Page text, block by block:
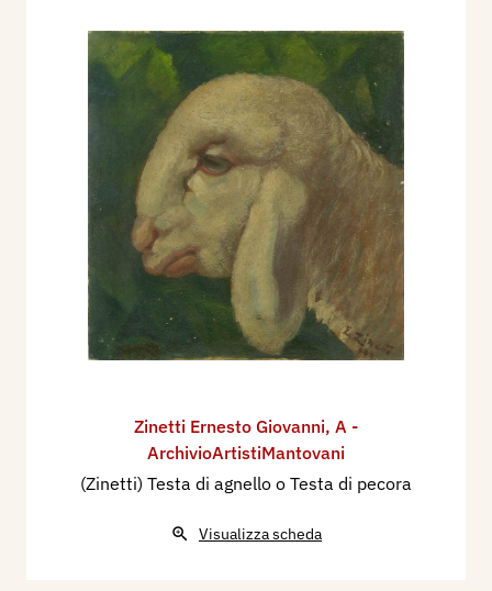
Zinetti Ernesto Giovanni, A -
ArchivioArtistiMantovani
(Zinetti) Testa di agnello o Testa di pecora
Visualizza scheda